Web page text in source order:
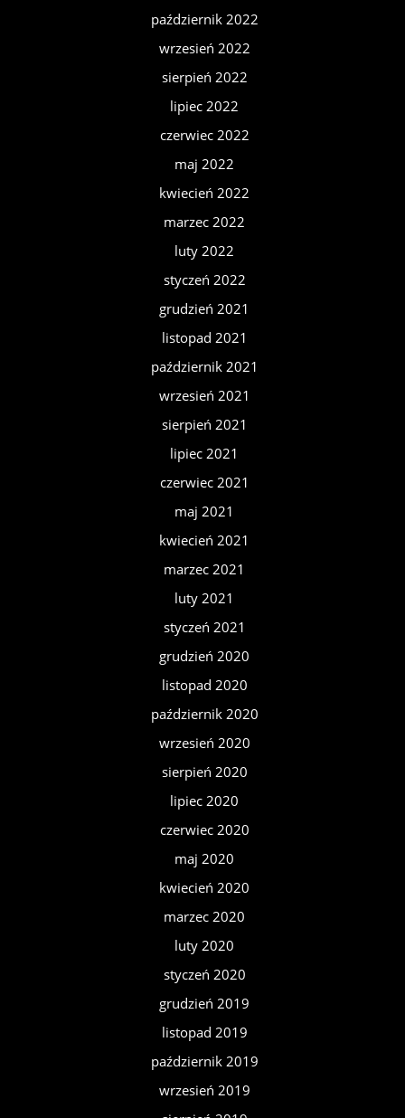
październik 2022
wrzesień 2022
sierpień 2022
lipiec 2022
czerwiec 2022
maj 2022
kwiecień 2022
marzec 2022
luty 2022
styczeń 2022
grudzień 2021
listopad 2021
październik 2021
wrzesień 2021
sierpień 2021
lipiec 2021
czerwiec 2021
maj 2021
kwiecień 2021
marzec 2021
luty 2021
styczeń 2021
grudzień 2020
listopad 2020
październik 2020
wrzesień 2020
sierpień 2020
lipiec 2020
czerwiec 2020
maj 2020
kwiecień 2020
marzec 2020
luty 2020
styczeń 2020
grudzień 2019
listopad 2019
październik 2019
wrzesień 2019